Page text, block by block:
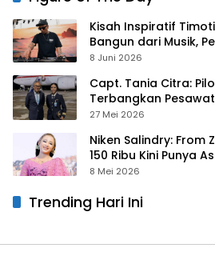
Kisah Inspiratif
Bangun dari Musik,
hingga Gurita Bisnis
8 Juni 2026
Capt. Tania Citra:
Terbangkan
Prancis
27 Mei 2026
Niken Salindry: From
150 Ribu Kini Punya
8 Mei 2026
Trending Hari Ini